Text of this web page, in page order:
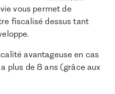
vous permet de
fiscalisé dessus tant
avantageuse en cas
plus de 8 ans (grâce aux